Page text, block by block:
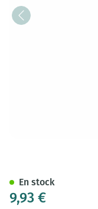
9,93 €
En stock